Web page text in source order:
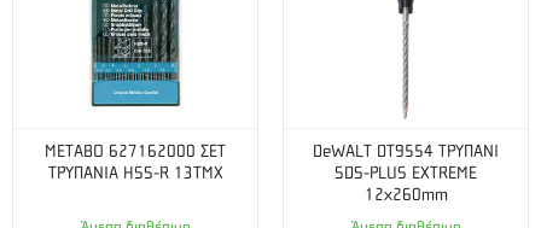
METABO 627162000 ΣΕΤ
ΤΡΥΠΑΝΙΑ HSS-R 13TMX
DeWALT DT9554 ΤΡΥΠΑΝΙ
SDS-PLUS EXTREME
12x260mm